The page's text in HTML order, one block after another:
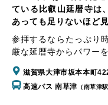
ている比叡山延暦寺は
あっても足りないほど
参拝するならたっぷり
厳な延暦寺からパワー
滋賀県大津市坂本本町
高速バス 南草津 （南草津